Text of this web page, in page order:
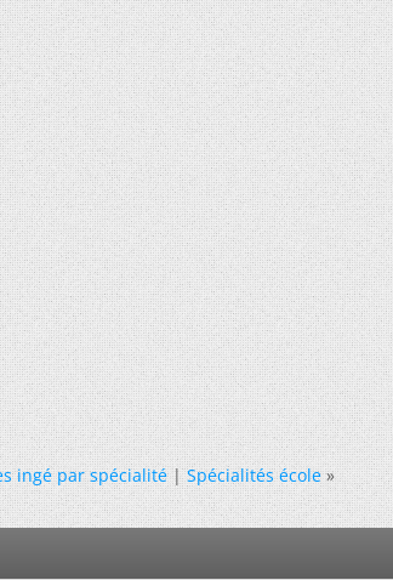
ingé par spécialité|Spécialités école »